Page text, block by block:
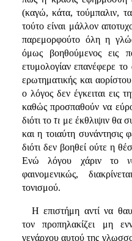
(καγώ, κάτα, τούμπαλιν,
τούτο είναι μάλλον
παρεμορφούτο όλη η
όμως βοηθούμενος εις
ετυμολογίαν επανέφερε
ερωτηματικής και
ο λόγος δεν έγκειται εις
καθώς προσπαθούν να
διότι τοτι με έκθλιψιν θα
και η τοιαύτη συνάντησις
διότι δεν βοηθεί ούτε η
Ενώ λόγου χάριν το
φαινομενικώς,
τονισμού.
Η επιστήμη αντί να
τον προπηλακίζει μη
γενάρχου αυτού της